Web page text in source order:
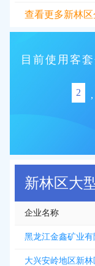
查看更多新林
目前使用客
2 ,
新林区大
企业名称
黑龙江金鑫矿业有
大兴安岭地区新